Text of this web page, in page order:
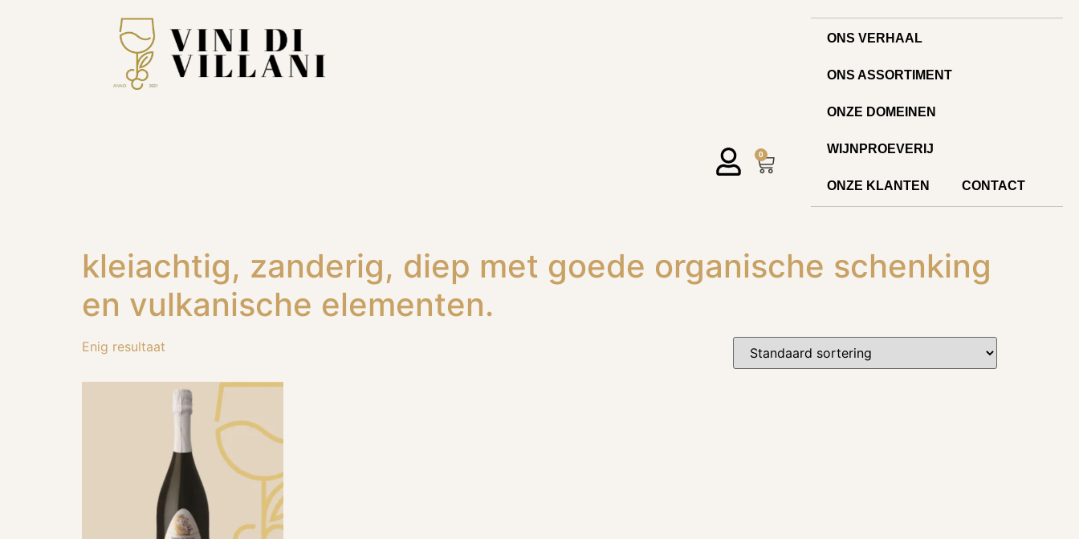
0
ONS VERHAAL
ONS ASSORTIMENT
ONZE DOMEINEN
WIJNPROEVERIJ
ONZE KLANTEN CONTACT
kleiachtig, zanderig, diep met goede organische schenking
en vulkanische elementen.
Enig resultaat